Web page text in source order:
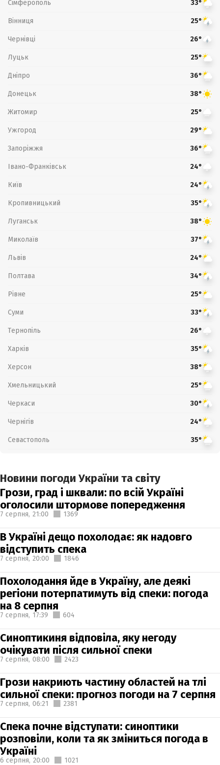
Сімферополь 33°
Вінниця 25°
Чернівці 26°
Луцьк 25°
Дніпро 36°
Донецьк 38°
Житомир 25°
Ужгород 29°
Запоріжжя 36°
Івано-Франківськ 24°
Київ 24°
Кропивницький 35°
Луганськ 38°
Миколаїв 37°
Львів 24°
Полтава 34°
Рівне 25°
Суми 33°
Тернопіль 26°
Харків 35°
Херсон 38°
Хмельницький 25°
Черкаси 30°
Чернігів 24°
Севастополь 35°
Новини погоди України та світу
Грози, град і шквали: по всій Україні
оголосили штормове попередження
7 серпня, 21:00 1369
В Україні дещо похолодає: як надовго
відступить спека
7 серпня, 20:00 1846
Похолодання йде в Україну, але деякі
регіони потерпатимуть від спеки: погода
на 8 серпня
7 серпня, 17:39 604
Синоптикиня відповіла, яку негоду
очікувати після сильної спеки
7 серпня, 08:00 2423
Грози накриють частину областей на тлі
сильної спеки: прогноз погоди на 7 серпня
7 серпня, 06:21 2381
Спека почне відступати: синоптики
розповіли, коли та як зміниться погода в
Україні
6 серпня, 20:00 1021